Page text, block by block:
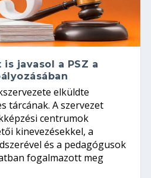
javasol a PSZ a
elküldte
tárcának. A szervezet
centrumok
kinevezésekkel, a
és a pedagógusok
fogalmazott meg